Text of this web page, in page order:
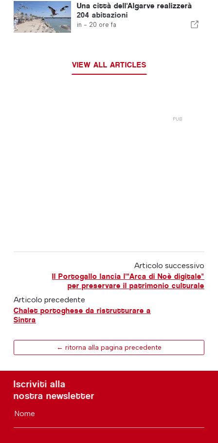
Una città dell'Algarve realizzerà
204 abitazioni
in - 20 ore fa
VIEW ALL ARTICLES
Articolo successivo
Il Portogallo lancia l'"Arca di Noè digitale"
per preservare il patrimonio culturale
Articolo precedente
Chalet portoghese da ristrutturare a
Sintra
← ritorna alla pagina precedente
Iscriviti alla
nostra newsletter
Nome